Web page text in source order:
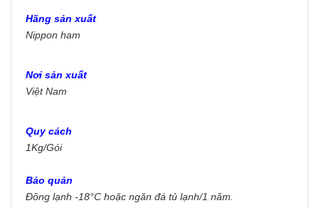
Hãng sản xuất
Nippon ham
Nơi sản xuất
Việt Nam
Quy cách
1Kg/Gói
Bảo quản
Đông lạnh -18°C hoặc ngăn đá tủ lạnh/1 năm.